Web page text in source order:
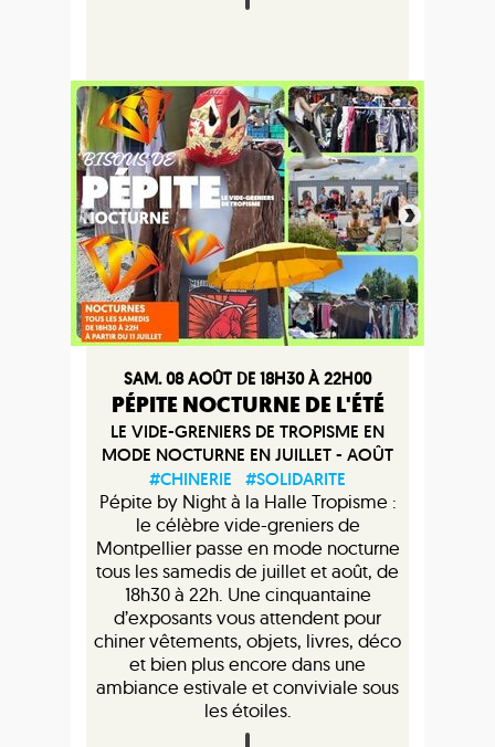
SAM. 08 AOÛT DE 18H30 À 22H00
PÉPITE NOCTURNE DE L'ÉTÉ
LE VIDE-GRENIERS DE TROPISME EN
MODE NOCTURNE EN JUILLET - AOÛT
#CHINERIE
#SOLIDARITE
Pépite by Night à la Halle Tropisme :
le célèbre vide-greniers de
Montpellier passe en mode nocturne
tous les samedis de juillet et août, de
18h30 à 22h. Une cinquantaine
d’exposants vous attendent pour
chiner vêtements, objets, livres, déco
et bien plus encore dans une
ambiance estivale et conviviale sous
les étoiles.